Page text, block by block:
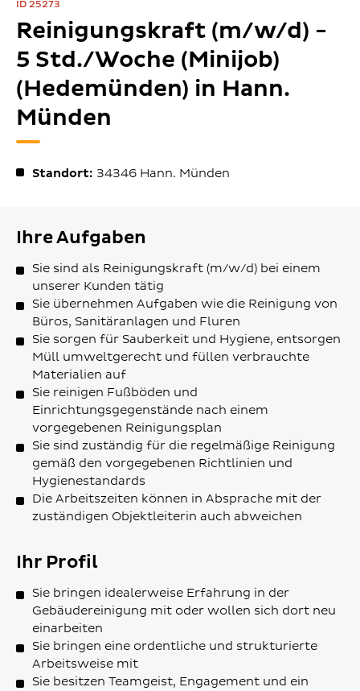
ID 25273
Reinigungskraft (m/w/d) -
5 Std./Woche (Minijob)
(Hedemünden) in Hann.
Münden
Standort: 34346 Hann. Münden
Ihre Aufgaben
Sie sind als Reinigungskraft (m/w/d) bei einem
unserer Kunden tätig
Sie übernehmen Aufgaben wie die Reinigung von
Büros, Sanitäranlagen und Fluren
Sie sorgen für Sauberkeit und Hygiene, entsorgen
Müll umweltgerecht und füllen verbrauchte
Materialien auf
Sie reinigen Fußböden und
Einrichtungsgegenstände nach einem
vorgegebenen Reinigungsplan
Sie sind zuständig für die regelmäßige Reinigung
gemäß den vorgegebenen Richtlinien und
Hygienestandards
Die Arbeitszeiten können in Absprache mit der
zuständigen Objektleiterin auch abweichen
Ihr Profil
Sie bringen idealerweise Erfahrung in der
Gebäudereinigung mit oder wollen sich dort neu
einarbeiten
Sie bringen eine ordentliche und strukturierte
Arbeitsweise mit
Sie besitzen Teamgeist, Engagement und ein